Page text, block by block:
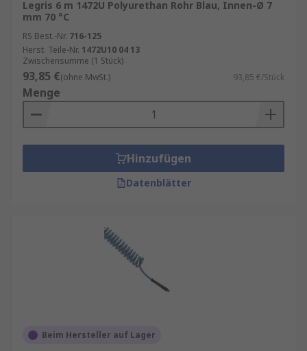
Beim Kauf eines Luftspiralschlauchs sollten Sie
auf folgende Punkte achten:
Innendurchmesser und Länge
bestimmen den Luftdurchfluss und die
Reichweite.
Materialqualität
: PU-Schläuche sind
hohe Druckfestigkeit.
Anschlüsse: Achten Sie auf kompatible
Kupplungen und Gewindegrößen.
Anwendung muss der Schlauch den
erforderlichen Druck sicher aushalten
Legris 6 m 1472U Polyurethan Rohr Blau, Innen-Ø 7
mm 70 °C
RS Best.-Nr. 716-125
Herst. Teile-Nr. 1472U10 04 13
Zwischensumme (1 Stück)
93,85 €(ohne MwSt.) 93,85 €/Stück
Menge
Hinzufügen
Datenblätter
Beim Hersteller auf Lager